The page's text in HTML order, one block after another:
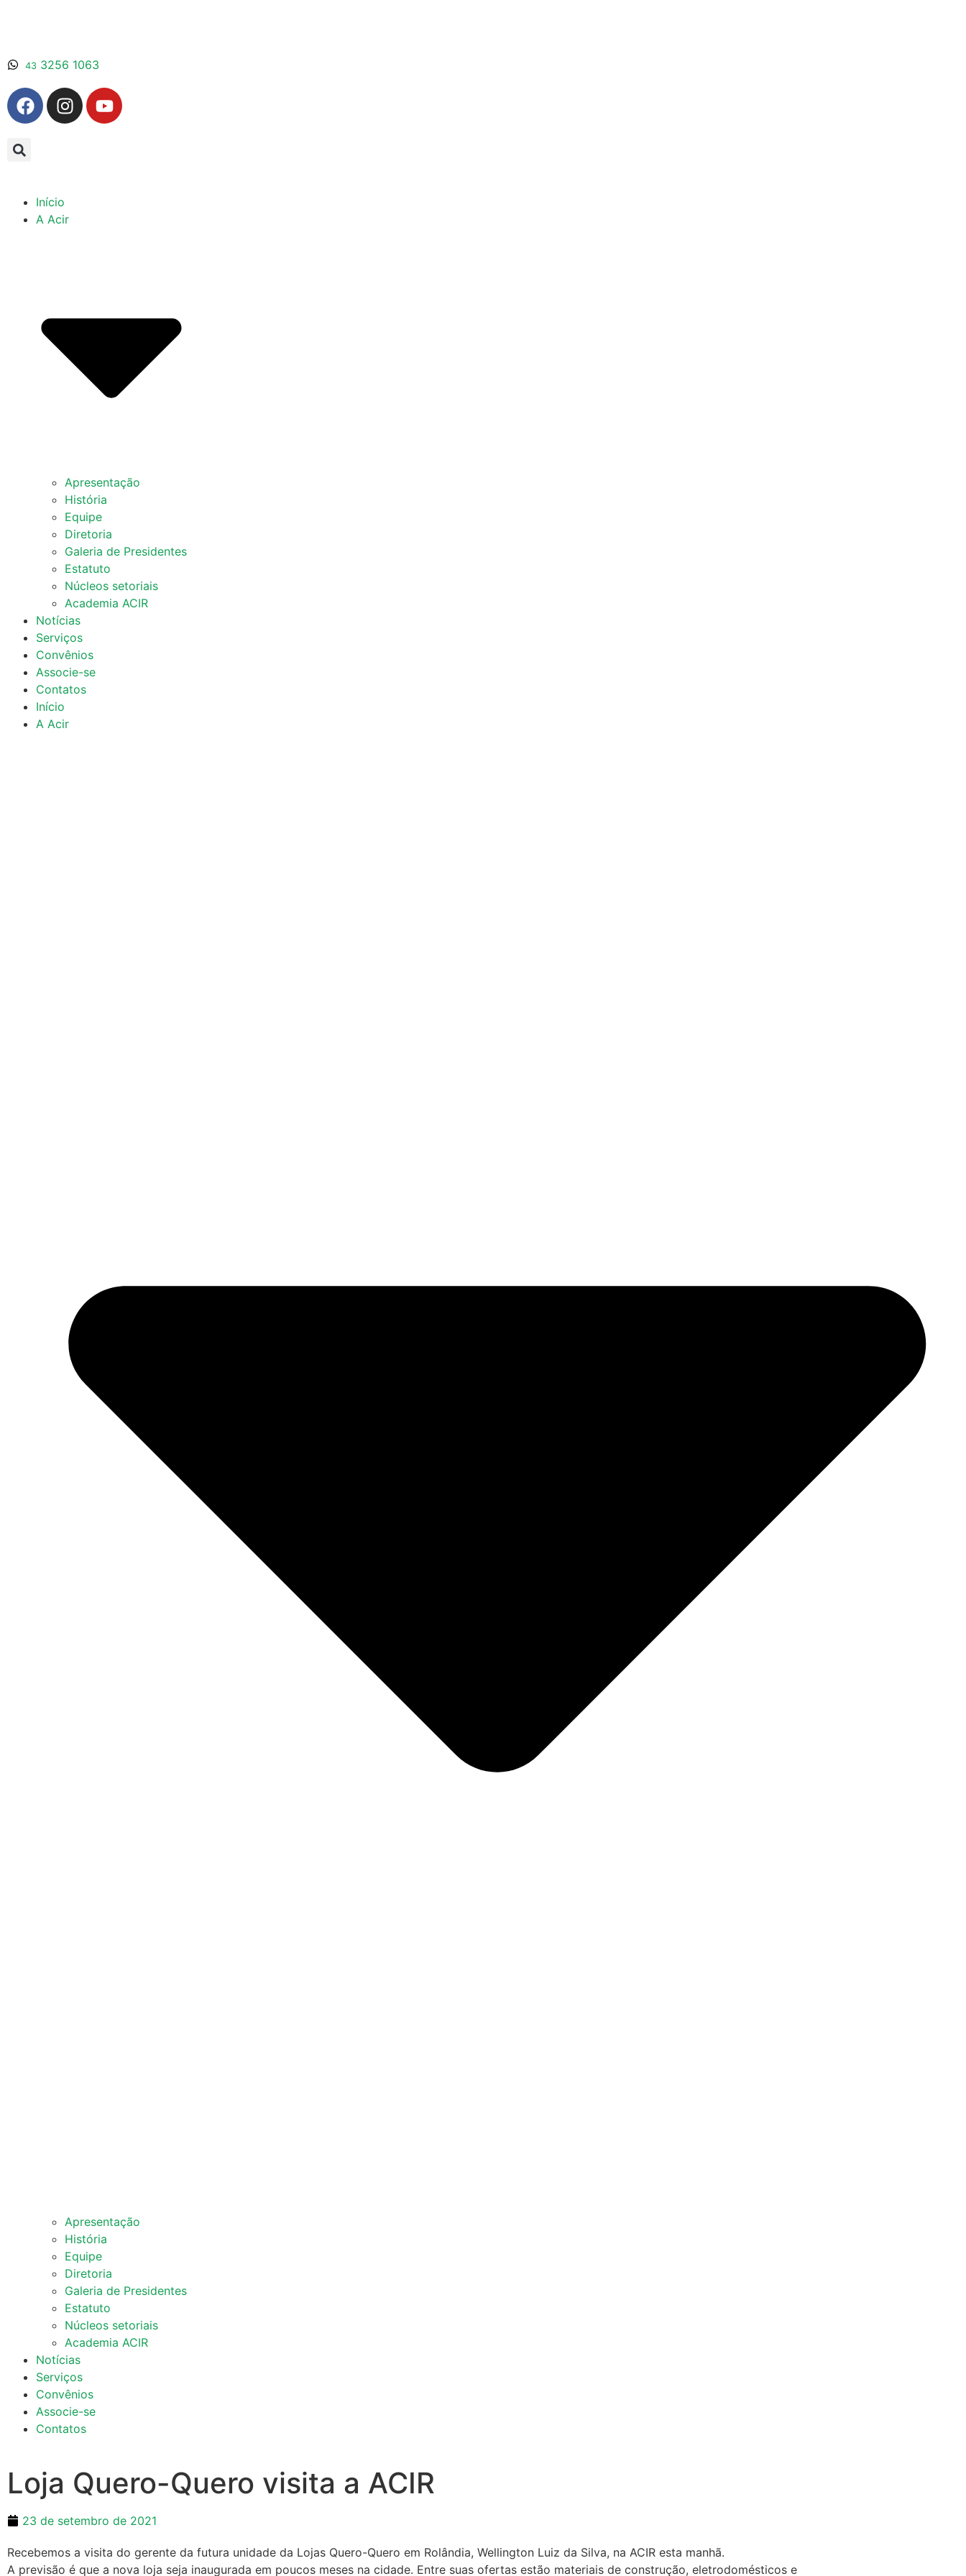
43 3256 1063
Início
A Acir
Apresentação
História
Equipe
Diretoria
Galeria de Presidentes
Estatuto
Núcleos setoriais
Academia ACIR
Notícias
Serviços
Convênios
Associe-se
Contatos
Início
A Acir
Apresentação
História
Equipe
Diretoria
Galeria de Presidentes
Estatuto
Núcleos setoriais
Academia ACIR
Notícias
Serviços
Convênios
Associe-se
Contatos
Loja Quero-Quero visita a ACIR
23 de setembro de 2021
Recebemos a visita do gerente da futura unidade da Lojas Quero-Quero em Rolândia, Wellington Luiz da Silva, na ACIR esta manhã.
A previsão é que a nova loja seja inaugurada em poucos meses na cidade. Entre suas ofertas estão materiais de construção, eletrodomésticos e